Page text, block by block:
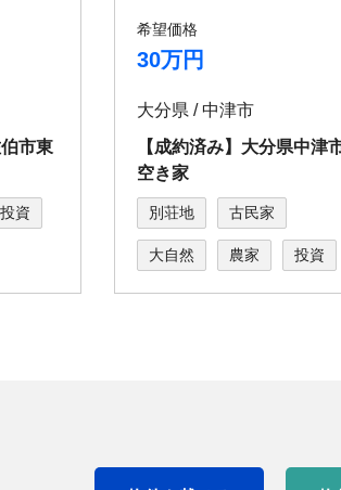
市東
投資
希望価格
30万円
大分県 / 中津市
【成約済み】大分県中
空き家
別荘地 古民家
大自然 農家 投資